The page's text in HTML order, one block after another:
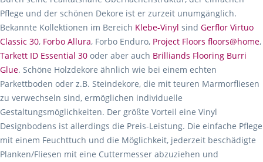
Pflege und der schönen Dekore ist er zurzeit unumgänglich.
Bekannte Kollektionen im Bereich Klebe-Vinyl sind Gerflor Virtuo
Classic 30, Forbo Allura, Forbo Enduro, Project Floors floors@home,
Tarkett ID Essential 30 oder aber auch Brilliands Flooring Burri
Glue. Schöne Holzdekore ähnlich wie bei einem echten
Parkettboden oder z.B. Steindekore, die mit teuren Marmorfliesen
zu verwechseln sind, ermöglichen individuelle
Gestaltungsmöglichkeiten. Der größte Vorteil eine Vinyl
Designbodens ist allerdings die Preis-Leistung. Die einfache Pflege
mit einem Feuchttuch und die Möglichkeit, jederzeit beschädigte
Planken/Fliesen mit eine Cuttermesser abzuziehen und